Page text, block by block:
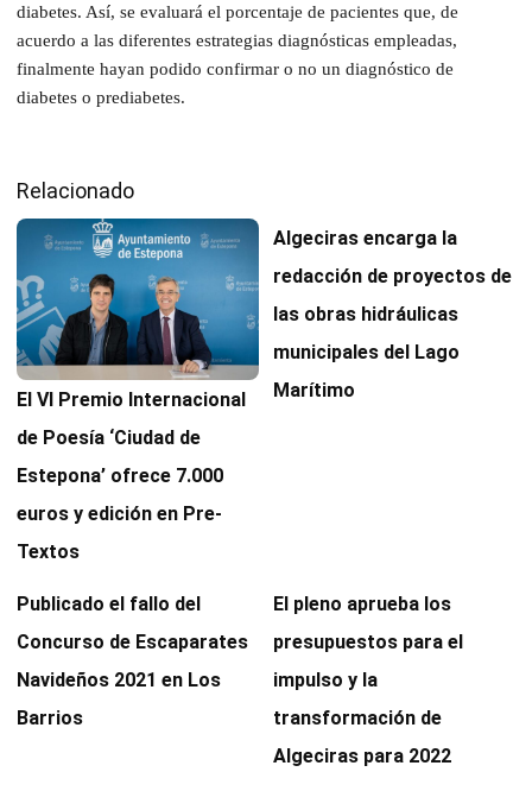
diabetes. Así, se evaluará el porcentaje de pacientes que, de
acuerdo a las diferentes estrategias diagnósticas empleadas,
finalmente hayan podido confirmar o no un diagnóstico de
diabetes o prediabetes.
Relacionado
El VI Premio Internacional
de Poesía ‘Ciudad de
Estepona’ ofrece 7.000
euros y edición en Pre-
Textos
Algeciras encarga la
redacción de proyectos de
las obras hidráulicas
municipales del Lago
Marítimo
Publicado el fallo del
Concurso de Escaparates
Navideños 2021 en Los
Barrios
El pleno aprueba los
presupuestos para el
impulso y la
transformación de
Algeciras para 2022